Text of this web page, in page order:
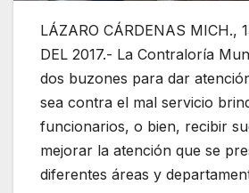
LÁZARO CÁRDENAS MICH.,
DEL 2017.- La Contraloría
dos buzones para dar
sea contra el mal servicio
funcionarios, o bien, recibir
mejorar la atención que se
diferentes áreas y